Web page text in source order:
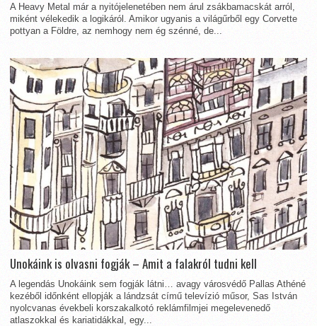
A Heavy Metal már a nyitójelenetében nem árul zsákbamacskát arról,
miként vélekedik a logikáról. Amikor ugyanis a világűrből egy Corvette
pottyan a Földre, az nemhogy nem ég szénné, de...
Unokáink is olvasni fogják – Amit a falakról tudni kell
A legendás Unokáink sem fogják látni… avagy városvédő Pallas Athéné
kezéből időnként ellopják a lándzsát című televízió műsor, Sas István
nyolcvanas évekbeli korszakalkotó reklámfilmjei megelevenedő
atlaszokkal és kariatidákkal, egy...